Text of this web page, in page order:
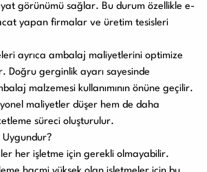
görünümü sağlar. Bu durum özellikle e-
yapan firmalar ve üretim tesisleri
ayrıca ambalaj maliyetlerini optimize
Doğru gerginlik ayarı sayesinde
malzemesi kullanımının önüne geçilir.
maliyetler düşer hem de daha
süreci oluşturulur.
Uygundur?
her işletme için gerekli olmayabilir.